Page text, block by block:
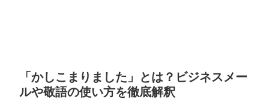
「かしこまりました」とは？ビジネスメー
ルや敬語の使い方を徹底解釈